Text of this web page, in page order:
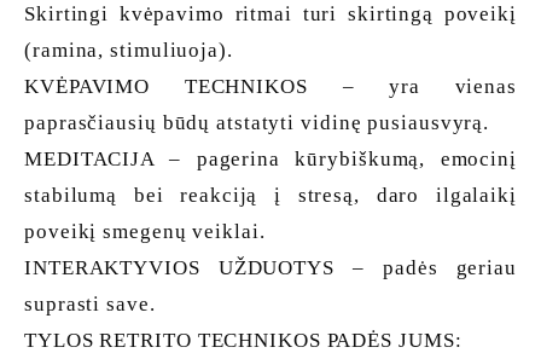
Skirtingi kvėpavimo ritmai turi skirtingą poveikį
(ramina, stimuliuoja).
KVĖPAVIMO TECHNIKOS – yra vienas
paprasčiausių būdų atstatyti vidinę pusiausvyrą.
MEDITACIJA – pagerina kūrybiškumą, emocinį
stabilumą bei reakciją į stresą, daro ilgalaikį
poveikį smegenų veiklai.
INTERAKTYVIOS UŽDUOTYS – padės geriau
suprasti save.
TYLOS RETRITO TECHNIKOS PADĖS JUMS: